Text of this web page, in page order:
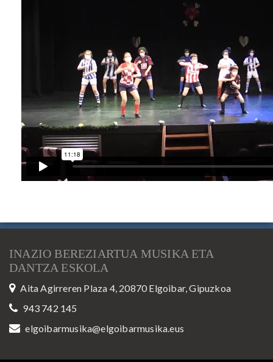
INAZIO BEREZIARTUA MUSIKA ETA
DANTZA ESKOLA
Aita Agirreren Plaza 4, 20870 Elgoibar, Gipuzkoa
943 742 145
elgoibarmusika@elgoibarmusika.eus